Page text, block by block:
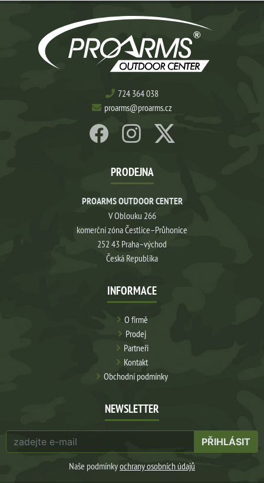
724 364 038
proarms@proarms.cz
PRODEJNA
PROARMS OUTDOOR CENTER
V Oblouku 266
komerční zóna Čestlice–Průhonice
252 43 Praha–východ
Česká Republika
INFORMACE
O firmě
Prodej
Partneři
Kontakt
Obchodní podmínky
NEWSLETTER
PŘIHLÁSIT
Naše podmínkyochrany osobních údajů